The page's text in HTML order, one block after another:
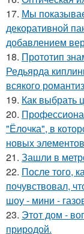
17. Мы
декоративной
добавлением
18. Прототип
Редьярда
всякого
19. Как выбрать
20.
"Ёлочка", в
новых
21. Зашли в
22. После того,
почувствовал,
шоу - мини -
23. Этот дом -
природой.